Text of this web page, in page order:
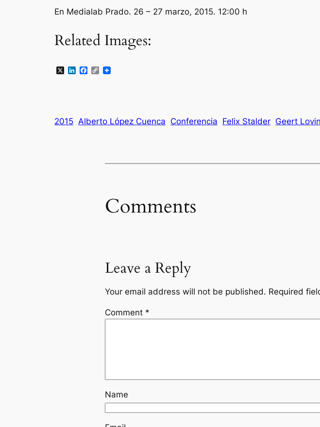
En Medialab Prado. 26 – 27 marzo, 2015. 12:00 h
Related Images:
X LinkedIn
Facebook
Copy
2015 Alberto López Cuenca Conferencia Felix Stalder Geert
Comments
Leave a Reply
Your email address will not be published. Required
Comment *
Name